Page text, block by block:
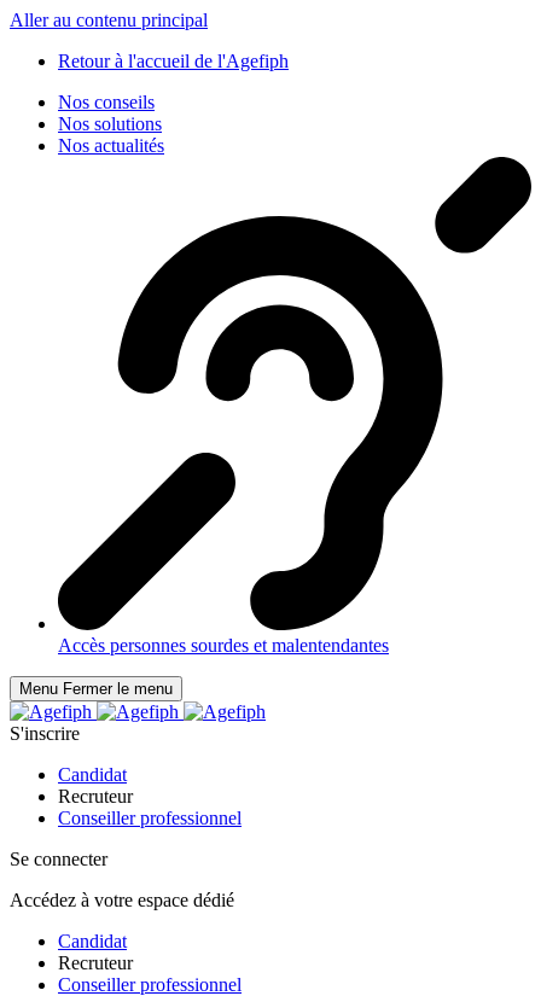
Aller au contenu principal
Retour à l'accueil de l'Agefiph
Nos conseils
Nos solutions
Nos actualités
Accès personnes sourdes et malentendantes
Menu Fermer le menu
S'inscrire
Candidat
Recruteur
Conseiller professionnel
Se connecter
Accédez à votre espace dédié
Candidat
Recruteur
Conseiller professionnel
Panneau de gestion des cookies